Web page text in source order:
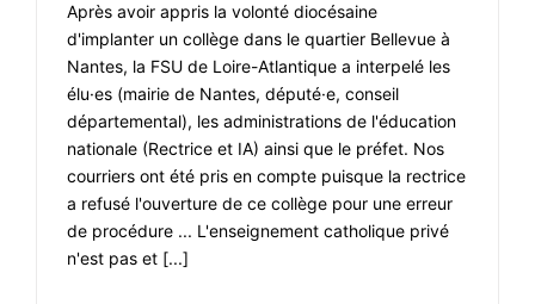
Après avoir appris la volonté diocésaine
d'implanter un collège dans le quartier Bellevue à
Nantes, la FSU de Loire-Atlantique a interpelé les
élu·es (mairie de Nantes, député·e, conseil
départemental), les administrations de l'éducation
nationale (Rectrice et IA) ainsi que le préfet. Nos
courriers ont été pris en compte puisque la rectrice
a refusé l'ouverture de ce collège pour une erreur
de procédure ... L'enseignement catholique privé
n'est pas et [...]